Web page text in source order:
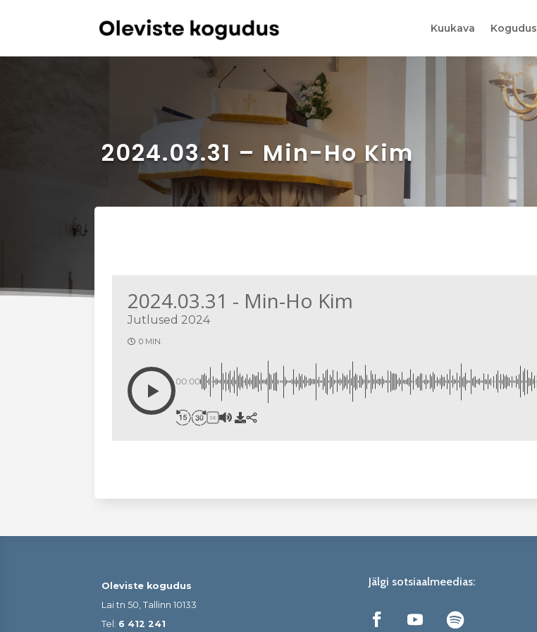
Kuukava Kogudus
2024.03.31 – Min-Ho Kim
2024.03.31 - Min-Ho Kim
Jutlused 2024
0 MIN.
00:00
1X
Oleviste kogudus
Lai tn 50, Tallinn 10133
Tel: 6 412 241
Jälgi sotsiaalmeedias: